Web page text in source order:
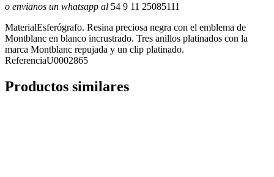
o envianos un whatsapp al 54 9 11 25085111
MaterialEsferógrafo. Resina preciosa negra con el emblema de
Montblanc en blanco incrustrado. Tres anillos platinados con la
marca Montblanc repujada y un clip platinado.
ReferenciaU0002865
Productos similares